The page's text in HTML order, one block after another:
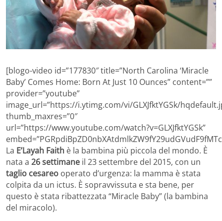
[blogo-video id=”177830″ title=”North Carolina ‘Miracle
Baby’ Comes Home: Born At Just 10 Ounces” content=””
provider=”youtube”
image_url=”https://i.ytimg.com/vi/GLXJfktYGSk/
thumb_maxres=”0″
url=”https://www.youtube.com/watch?v=GLXJfktYGSk”
La E’Layah Faith è la bambina più piccola del mondo. È
nata a 26 settimane il 23 settembre del 2015, con un
taglio cesareo operato d’urgenza: la mamma è stata
colpita da un ictus. È sopravvissuta e sta bene, per
questo è stata ribattezzata “Miracle Baby” (la bambina
del miracolo).